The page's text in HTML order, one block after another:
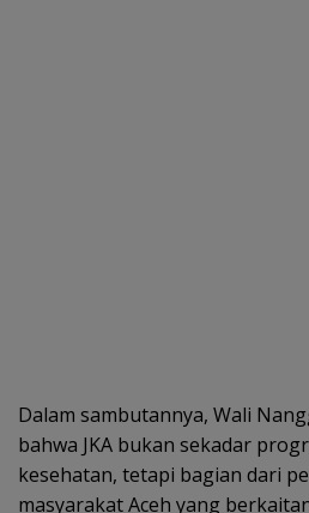
Dalam sambutannya, Wali
bahwa JKA bukan sekadar
kesehatan, tetapi bagian dari
masyarakat Aceh yang